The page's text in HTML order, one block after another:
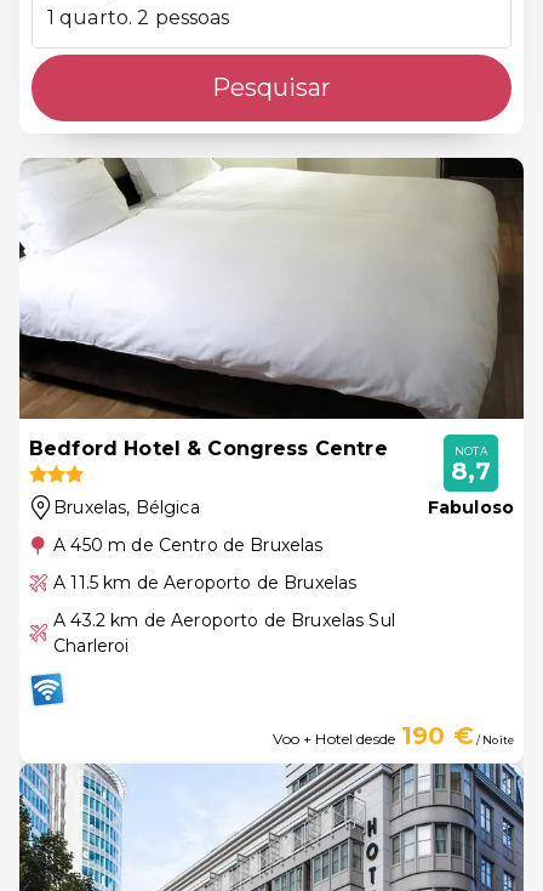
1 quarto. 2 pessoas
Pesquisar
Bedford Hotel & Congress Centre
Bruxelas, Bélgica
A 450 m de Centro de Bruxelas
A 11.5 km de Aeroporto de Bruxelas
A 43.2 km de Aeroporto de Bruxelas Sul
Charleroi
NOTA
8,7
Fabuloso
Voo + Hotel desde 190 €/ Noite